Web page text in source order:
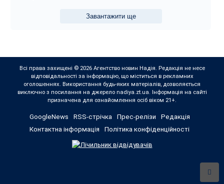
Завантажити ще
Всі права захищені © 2026 Агентство новин Надія. Редакція не несе
відповідальності за інформацію, що міститься в рекламних
оголошеннях. Використання будь-яких матеріалів, дозволяється
виключно з посилання на джерело nadiya.zt.ua. Інформація на сайті
призначена для ознайомлення осіб віком 21+.
GoogleNews RSS-стрічка Прес-релізи
Редакція
Контактна інформація
Політика конфіденційності